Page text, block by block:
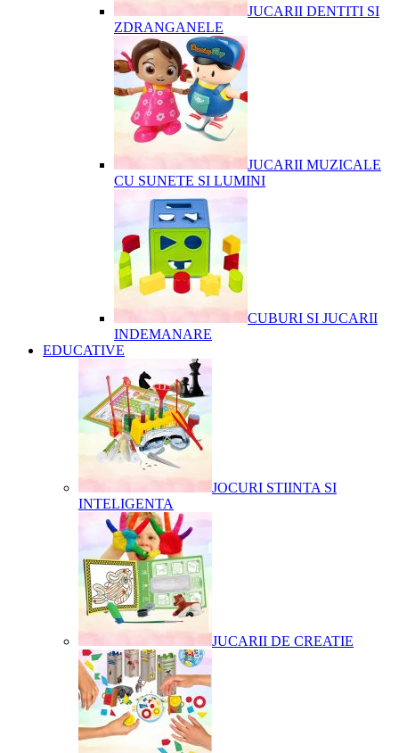
JUCARII DENTITI SI
ZDRANGANELE
JUCARII MUZICALE
CU SUNETE SI LUMINI
CUBURI SI JUCARII
INDEMANARE
EDUCATIVE
JOCURI STIINTA SI
INTELIGENTA
JUCARII DE CREATIE